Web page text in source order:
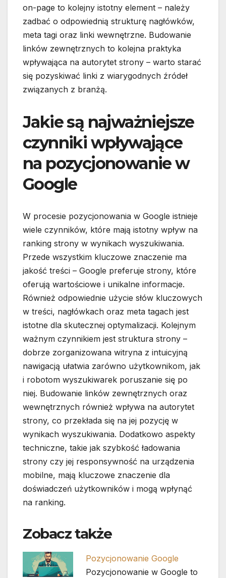
on-page to kolejny istotny element – należy
zadbać o odpowiednią strukturę nagłówków,
meta tagi oraz linki wewnętrzne. Budowanie
linków zewnętrznych to kolejna praktyka
wpływająca na autorytet strony – warto starać
się pozyskiwać linki z wiarygodnych źródeł
związanych z branżą.
Jakie są najważniejsze
czynniki wpływające
na pozycjonowanie w
Google
W procesie pozycjonowania w Google istnieje
wiele czynników, które mają istotny wpływ na
ranking strony w wynikach wyszukiwania.
Przede wszystkim kluczowe znaczenie ma
jakość treści – Google preferuje strony, które
oferują wartościowe i unikalne informacje.
Również odpowiednie użycie słów kluczowych
w treści, nagłówkach oraz meta tagach jest
istotne dla skutecznej optymalizacji. Kolejnym
ważnym czynnikiem jest struktura strony –
dobrze zorganizowana witryna z intuicyjną
nawigacją ułatwia zarówno użytkownikom, jak
i robotom wyszukiwarek poruszanie się po
niej. Budowanie linków zewnętrznych oraz
wewnętrznych również wpływa na autorytet
strony, co przekłada się na jej pozycję w
wynikach wyszukiwania. Dodatkowo aspekty
techniczne, takie jak szybkość ładowania
strony czy jej responsywność na urządzenia
mobilne, mają kluczowe znaczenie dla
doświadczeń użytkowników i mogą wpłynąć
na ranking.
Zobacz także
Pozycjonowanie Google
Pozycjonowanie w Google to